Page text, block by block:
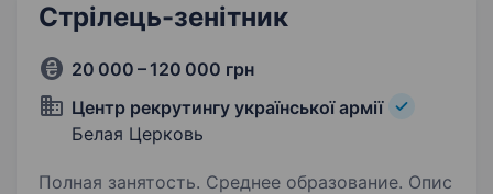
Стрілець-зенітник
20 000 – 120 000 грн
Центр рекрутингу української армії
Белая Церковь
Полная занятость. Среднее образование. Опис